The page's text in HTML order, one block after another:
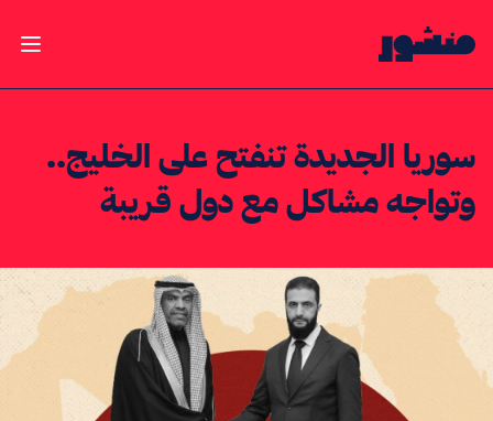
الصفحة الرئيسية
فتح
سوريا الجديدة تنفتح على الخليج..
وتواجه مشاكل مع دول قريبة